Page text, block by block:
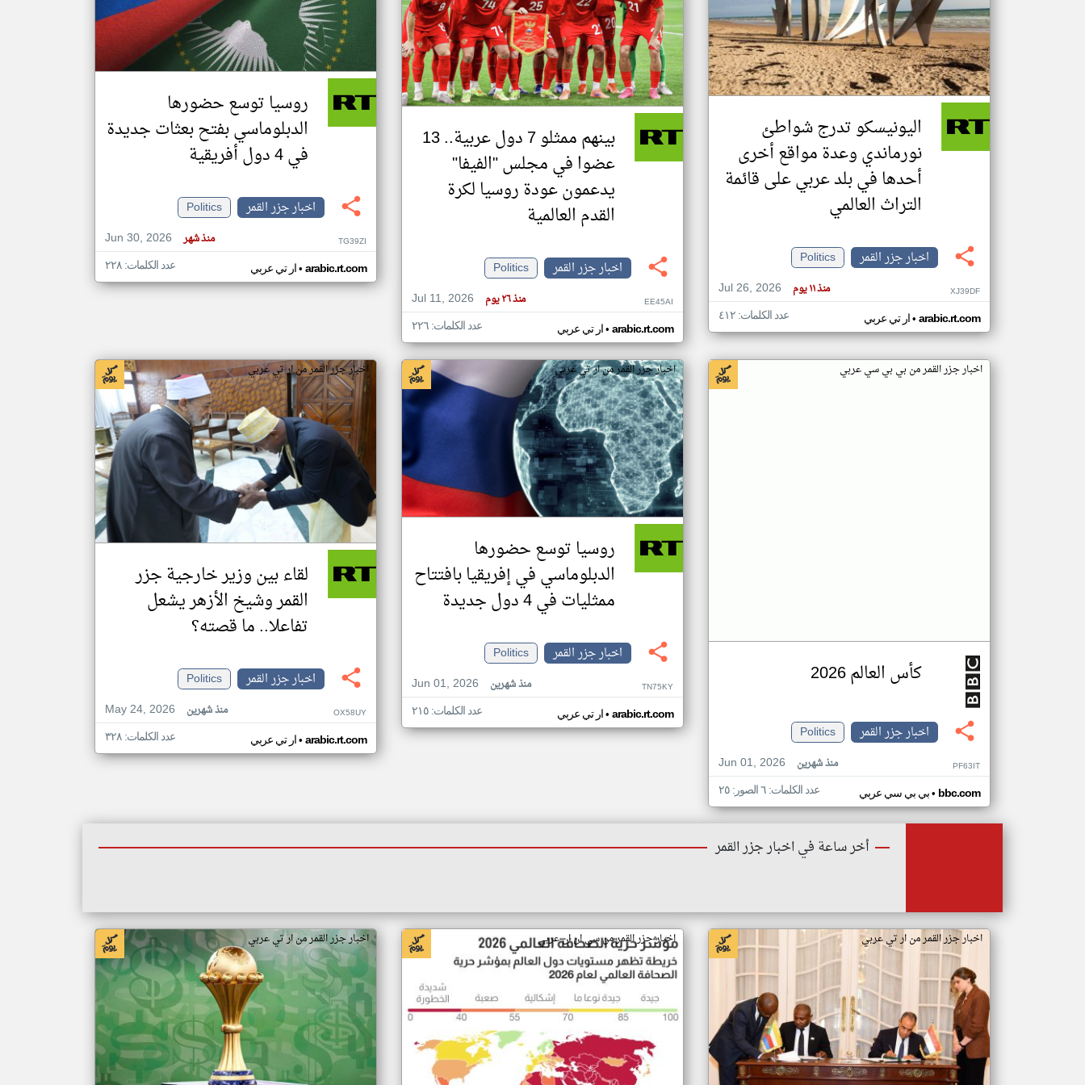
تغيير الدولة
اخبار جزر القمر على مدار الساعة
أهم اخبار جزر القمر العاجلة والمباشرة
اليونيسكو تدرج شواطئ
نورماندي وعدة مواقع أخرى
أحدها في بلد عربي على قائمة
التراث العالمي
اخبار جزر القمر
Politics
Jul 26, 2026
منذ ١١ يوم XJ39DF
ار تي عربي• arabic.rt.com عدد الكلمات: ٤١٢
بينهم ممثلو 7 دول عربية.. 13
عضوا في مجلس "الفيفا"
يدعمون عودة روسيا لكرة
القدم العالمية
اخبار جزر القمر
Politics
Jul 11, 2026
منذ ٢٦ يوم EE45AI
ار تي عربي• arabic.rt.com عدد الكلمات: ٢٢٦
روسيا توسع حضورها
الدبلوماسي بفتح بعثات جديدة
في 4 دول أفريقية
اخبار جزر القمر
Politics
Jun 30, 2026
منذ شهر TG39ZI
ار تي عربي• arabic.rt.com عدد الكلمات: ٢٢٨
اخبار جزر القمر من بي بي سي عربي
كأس العالم 2026
اخبار جزر القمر
Politics
Jun 01, 2026
منذ شهرين PF63IT
بي بي سي عربي• bbc.com عدد الكلمات: ٦ الصور: ٢٥
اخبار جزر القمر من ار تي عربي
روسيا توسع حضورها
الدبلوماسي في إفريقيا بافتتاح
ممثليات في 4 دول جديدة
اخبار جزر القمر
Politics
Jun 01, 2026
منذ شهرين TN75KY
ار تي عربي• arabic.rt.com عدد الكلمات: ٢١٥
اخبار جزر القمر من ار تي عربي
لقاء بين وزير خارجية جزر
القمر وشيخ الأزهر يشعل
تفاعلا.. ما قصته؟
اخبار جزر القمر
Politics
May 24, 2026
منذ شهرين OX58UY
ار تي عربي• arabic.rt.com عدد الكلمات: ٣٢٨
أخر ساعة في اخبار جزر القمر
اخبار جزر القمر من ار تي عربي اخبار جزر القمر من سي ان ان عربي اخبار جزر القمر من ار تي عربي
klyoum.com